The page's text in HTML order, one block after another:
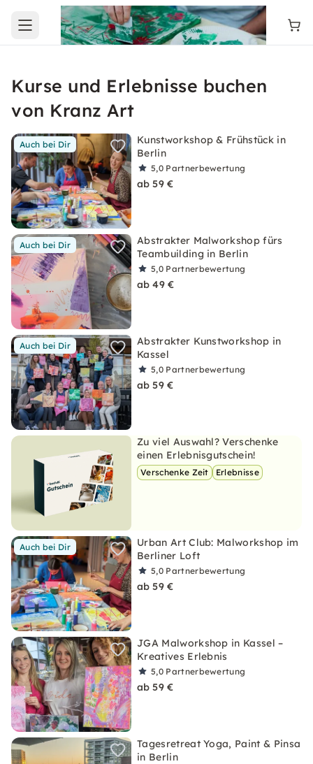
Open main menu
Kurse und Erlebnisse buchen
von Kranz Art
Auch bei Dir
Kunstworkshop & Frühstück in
Berlin
5,0 Partnerbewertung
ab 59 €
Auch bei Dir
Abstrakter Malworkshop fürs
Teambuilding in Berlin
5,0 Partnerbewertung
ab 49 €
Auch bei Dir
Abstrakter Kunstworkshop in
Kassel
5,0 Partnerbewertung
ab 59 €
Zu viel Auswahl? Verschenke
einen Erlebnisgutschein!
Verschenke Zeit Erlebnisse
Auch bei Dir
Urban Art Club: Malworkshop im
Berliner Loft
5,0 Partnerbewertung
ab 59 €
JGA Malworkshop in Kassel –
Kreatives Erlebnis
5,0 Partnerbewertung
ab 59 €
Tagesretreat Yoga, Paint & Pinsa
in Berlin